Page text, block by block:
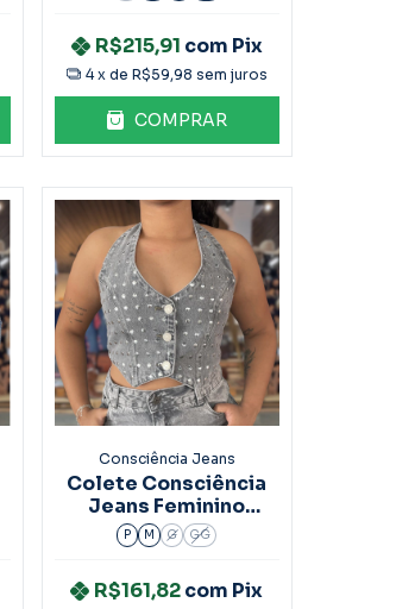
90614
R$215,91 com Pix
4 x de R$59,98 sem juros
COMPRAR
Consciência Jeans
Colete Consciência
Jeans Feminino
Com Aplicação
25437
P M G GG
R$161,82com Pix